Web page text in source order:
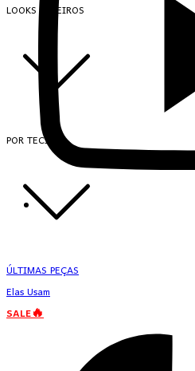
LOOKS INTEIROS
POR TECIDO
ÚLTIMAS PEÇAS
Elas Usam
SALE🔥